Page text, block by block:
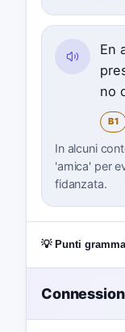
En
no
B1
In alcuni
'amica' per
fidanzata.
💡 Punti